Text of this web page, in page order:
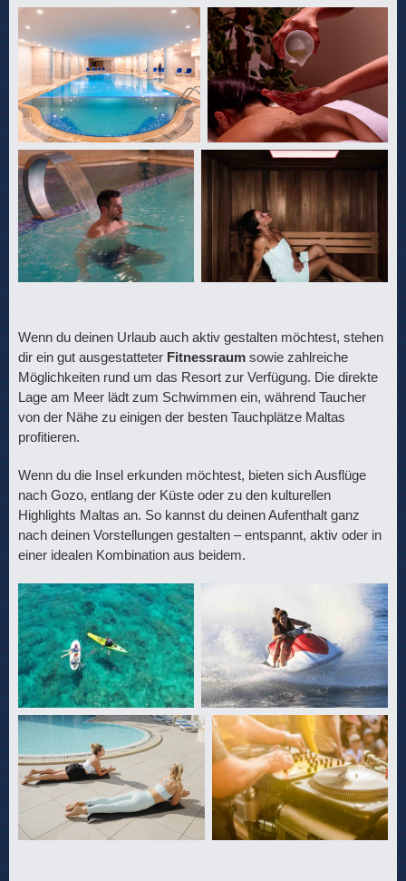
Wenn du deinen Urlaub auch aktiv gestalten möchtest, stehen
dir ein gut ausgestatteter Fitnessraum sowie zahlreiche
Möglichkeiten rund um das Resort zur Verfügung. Die direkte
Lage am Meer lädt zum Schwimmen ein, während Taucher
von der Nähe zu einigen der besten Tauchplätze Maltas
profitieren.
Wenn du die Insel erkunden möchtest, bieten sich Ausflüge
nach Gozo, entlang der Küste oder zu den kulturellen
Highlights Maltas an. So kannst du deinen Aufenthalt ganz
nach deinen Vorstellungen gestalten – entspannt, aktiv oder in
einer idealen Kombination aus beidem.